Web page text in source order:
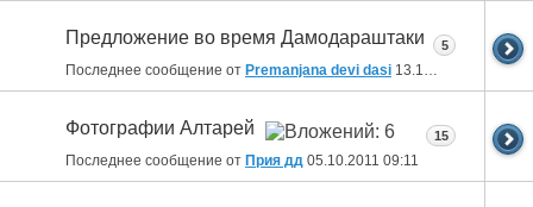
Предложение во время Дамодараштаки
Последнее сообщение от Premanjana devi dasi 13.10.2011 20:28
5
Фотографии Алтарей
Последнее сообщение от Прия дд 05.10.2011 09:11
15